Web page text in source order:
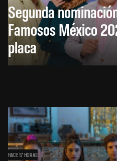
Segunda
Famosos México
placa
HACE 17 HORAS